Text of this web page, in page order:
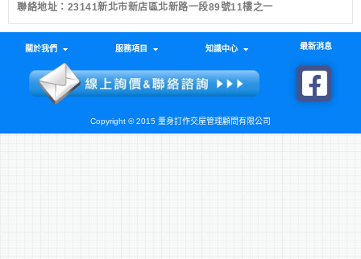
聯絡地址：23141新北市新店區北新路一段89號11樓之一
關於我們 服務項目 知識中心 最新消息
Copyright © 2015 量身訂作交屋管理顧問有限公司